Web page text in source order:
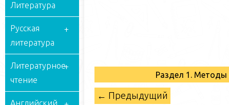
Литература
Русская
литература
Литературное
чтение
Английский
Раздел 1. Методы
← Предыдущий